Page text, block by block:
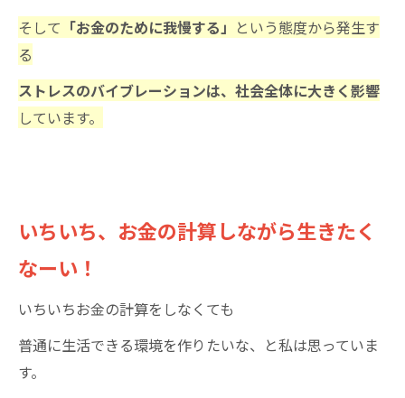
そして 「お金のために我慢する」 という態度から発生す
る
ストレスのバイブレーションは、社会全体に大きく影響
しています。
いちいち、お金の計算しながら生きたく
なーい！
いちいちお金の計算をしなくても
普通に生活できる環境を作りたいな、と私は思っていま
す。